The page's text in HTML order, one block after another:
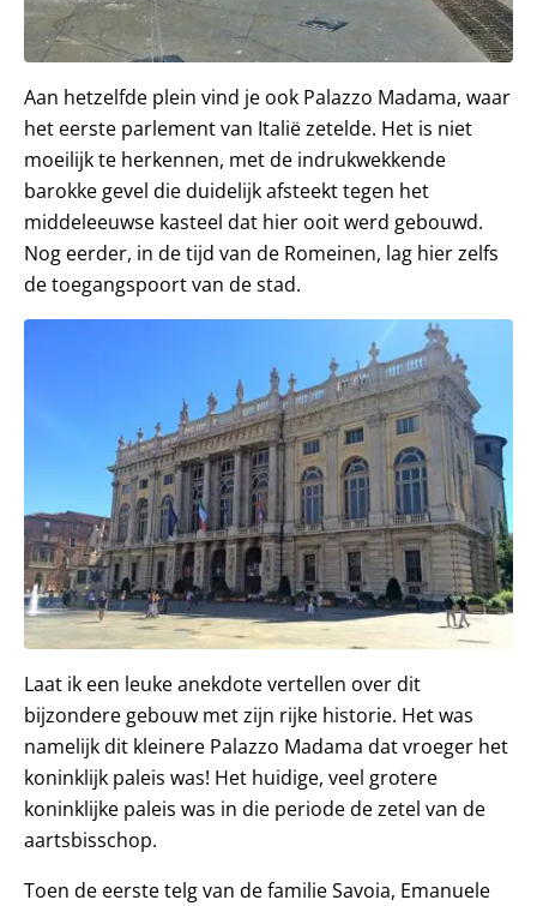
Aan hetzelfde plein vind je ook Palazzo Madama, waar
het eerste parlement van Italië zetelde. Het is niet
moeilijk te herkennen, met de indrukwekkende
barokke gevel die duidelijk afsteekt tegen het
middeleeuwse kasteel dat hier ooit werd gebouwd.
Nog eerder, in de tijd van de Romeinen, lag hier zelfs
de toegangspoort van de stad.
Laat ik een leuke anekdote vertellen over dit
bijzondere gebouw met zijn rijke historie. Het was
namelijk dit kleinere Palazzo Madama dat vroeger het
koninklijk paleis was! Het huidige, veel grotere
koninklijke paleis was in die periode de zetel van de
aartsbisschop.
Toen de eerste telg van de familie Savoia, Emanuele